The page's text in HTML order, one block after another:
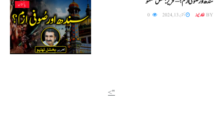
پاکستان
BY للکار نیوز اکتوبر 13, 2024
">